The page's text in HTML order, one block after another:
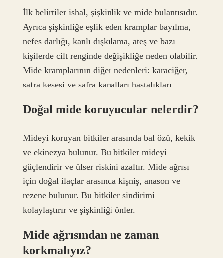
İlk belirtiler ishal, şişkinlik ve mide bulantısıdır.
Ayrıca şişkinliğe eşlik eden kramplar bayılma,
nefes darlığı, kanlı dışkılama, ateş ve bazı
kişilerde cilt renginde değişikliğe neden olabilir.
Mide kramplarının diğer nedenleri: karaciğer,
safra kesesi ve safra kanalları hastalıkları
Doğal mide koruyucular nelerdir?
Mideyi koruyan bitkiler arasında bal özü, kekik
ve ekinezya bulunur. Bu bitkiler mideyi
güçlendirir ve ülser riskini azaltır. Mide ağrısı
için doğal ilaçlar arasında kişniş, anason ve
rezene bulunur. Bu bitkiler sindirimi
kolaylaştırır ve şişkinliği önler.
Mide ağrısından ne zaman
korkmalıyız?